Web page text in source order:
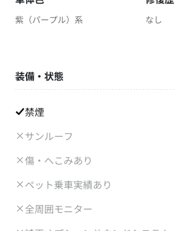
紫（パープル）系 なし
装備・状態
禁煙
サンルーフ
傷・へこみあり
ペット乗車実績あり
全周囲モニター